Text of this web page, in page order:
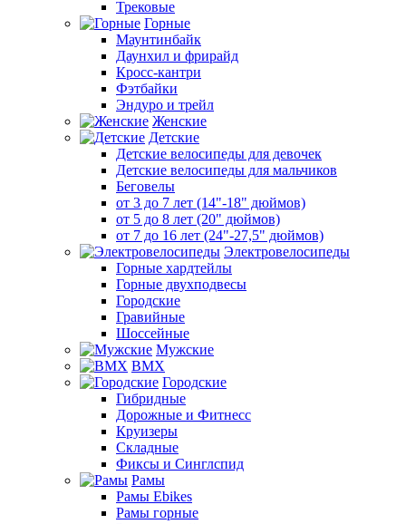
Трековые
Горные
Маунтинбайк
Даунхил и фрирайд
Кросс-кантри
Фэтбайки
Эндуро и трейл
Женские
Детские
Детские велосипеды для девочек
Детские велосипеды для мальчиков
Беговелы
от 3 до 7 лет (14"-18" дюймов)
от 5 до 8 лет (20" дюймов)
от 7 до 16 лет (24"-27,5" дюймов)
Электровелосипеды
Горные хардтейлы
Горные двухподвесы
Городские
Гравийные
Шоссейные
Мужские
BMX
Городские
Гибридные
Дорожные и Фитнесс
Круизеры
Складные
Фиксы и Синглспид
Рамы
Рамы Ebikes
Рамы горные